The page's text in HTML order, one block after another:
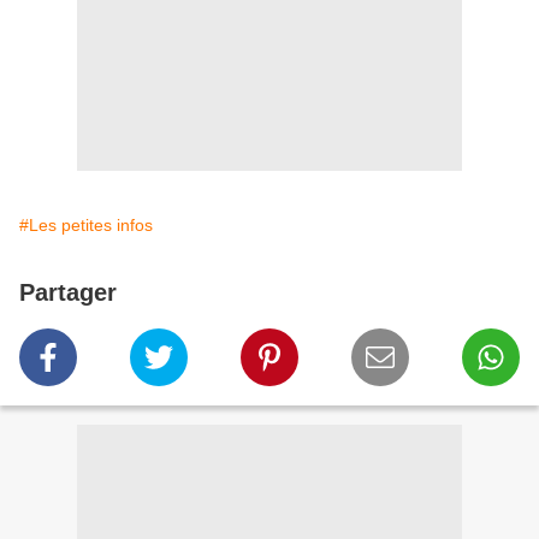
#Les petites infos
Partager